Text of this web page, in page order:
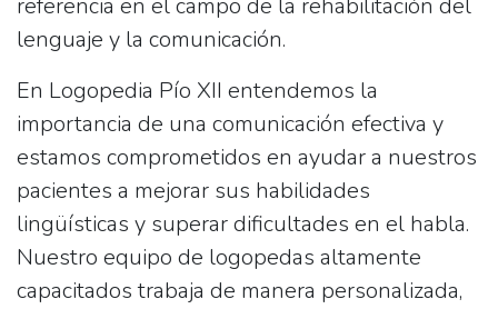
lenguaje y la comunicación.
En Logopedia Pío XII entendemos la
importancia de una comunicación efectiva y
estamos comprometidos en ayudar a nuestros
pacientes a mejorar sus habilidades
lingüísticas y superar dificultades en el habla.
Nuestro equipo de logopedas altamente
capacitados trabaja de manera personalizada,